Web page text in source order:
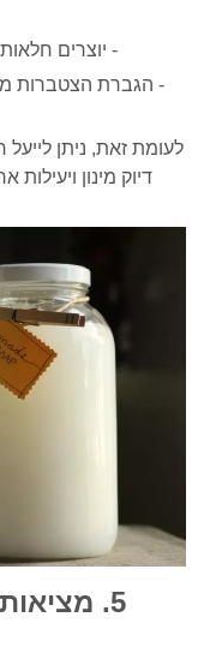
- יוצרים
- הגברת הצטברות
לעומת זאת, ניתן לייעל
דיוק מינון
5.